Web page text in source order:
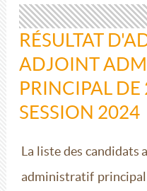
RÉSULTAT
ADJOINT
PRINCIPAL DE
SESSION 2024
La liste des candidats
administratif principal